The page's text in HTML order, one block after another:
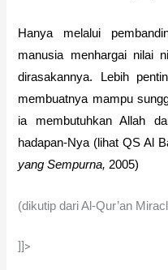
Hanya melalui
manusia menhargai nilai
dirasakannya. Lebih
membuatnya mampu
ia membutuhkan Allah
hadapan-Nya (lihat QS Al
yang Sempurna, 2005)
(dikutip dari Al-Qur’an
]]>